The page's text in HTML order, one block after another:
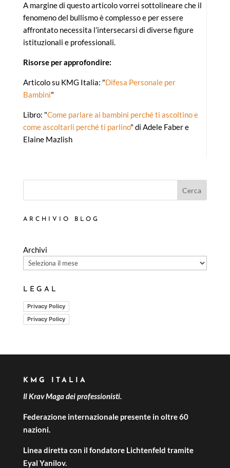
A margine di questo articolo vorrei sottolineare che il
fenomeno del bullismo è complesso e per essere
affrontato necessita l’intersecarsi di diverse figure
istituzionali e professionali.
Risorse per approfondire:
Articolo su KMG Italia: "Difesa Personale per
Bambini"
Libro: "Come parlare ai bambini perché ti ascoltino e
come ascoltarli perché ti parlino" di Adele Faber e
Elaine Mazlish
Cerca
ARCHIVIO BLOG
Archivi
LEGAL
Privacy Policy
Privacy Policy
KMG ITALIA
Il Krav Maga dei professionisti.
Federazione internazionale presente in oltre 60
nazioni.
Linea diretta con il fondatore Lichtenfeld tramite
Eyal Yanilov.